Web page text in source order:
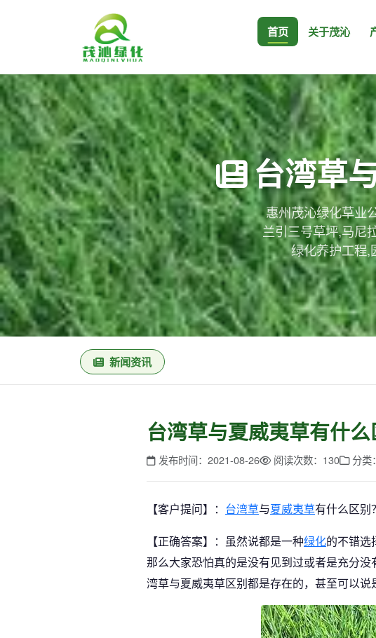
首页 关于茂沁
台湾草
惠州茂沁绿化草业
兰引三号草坪,马尼
绿化养护工程,
新闻资讯
台湾草与夏威夷草有什么
发布时间：2021-08-26 阅读次数：130 分类：
【客户提问】： 台湾草与夏威夷草有什么区别？
【正确答案】：虽然说都是一种绿化的不错选
那么大家恐怕真的是没有见到过或者是充分
湾草与夏威夷草区别都是存在的，甚至可以说